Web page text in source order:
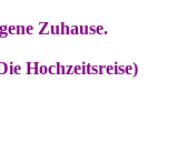
Zuhause.
Hochzeitsreise)